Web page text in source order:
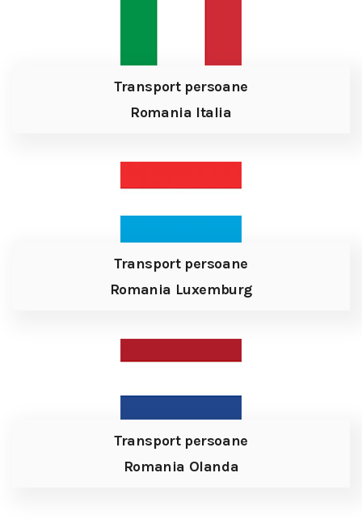
Transport persoane
Romania Italia
Transport persoane
Romania Luxemburg
Transport persoane
Romania Olanda